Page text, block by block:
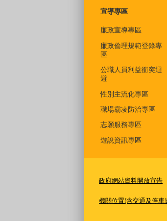
宣導專區
廉政宣導專區
廉政倫理規範登錄專
區
公職人員利益衝突迴
避
性別主流化專區
職場霸凌防治專區
志願服務專區
遊說資訊專區
政府網站資料開放宣告
機關位置(含交通及停車